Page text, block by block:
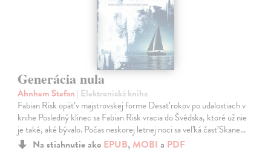
Generácia nula
Ahnhem Stefan | Elektronická kniha
Fabian Risk opäť v majstrovskej forme Desať rokov po udalostiach v
knihe Posledný klinec sa Fabian Risk vracia do Švédska, ktoré už nie
je také, aké bývalo. Počas neskorej letnej noci sa veľká časť Skane…
Na stiahnutie ako EPUB, MOBI a PDF